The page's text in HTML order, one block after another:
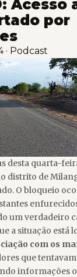
Acesso
por
· Podcast
desta quarta-
distrito de
O bloqueio
um verdadeiro
a situação está
com os
que
informações